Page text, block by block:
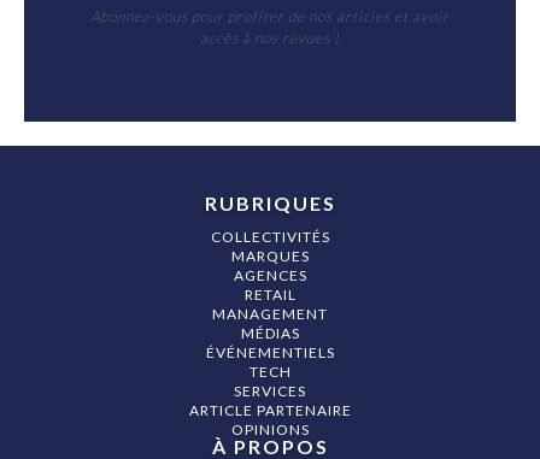
Abonnez-vous pour profiter de nos articles et avoir
accès à nos revues !
RUBRIQUES
COLLECTIVITÉS
MARQUES
AGENCES
RETAIL
MANAGEMENT
MÉDIAS
ÉVÉNEMENTIELS
TECH
SERVICES
ARTICLE PARTENAIRE
OPINIONS
À PROPOS